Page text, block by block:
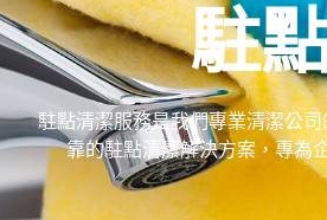
駐
駐點清潔服務是我們專業清潔公
靠的駐點清潔解決方案，專為